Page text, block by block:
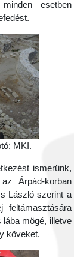
esetben
MKI.
ismerünk,
Árpád-korban
László szerint a
lába mögé, illetve
köveket.